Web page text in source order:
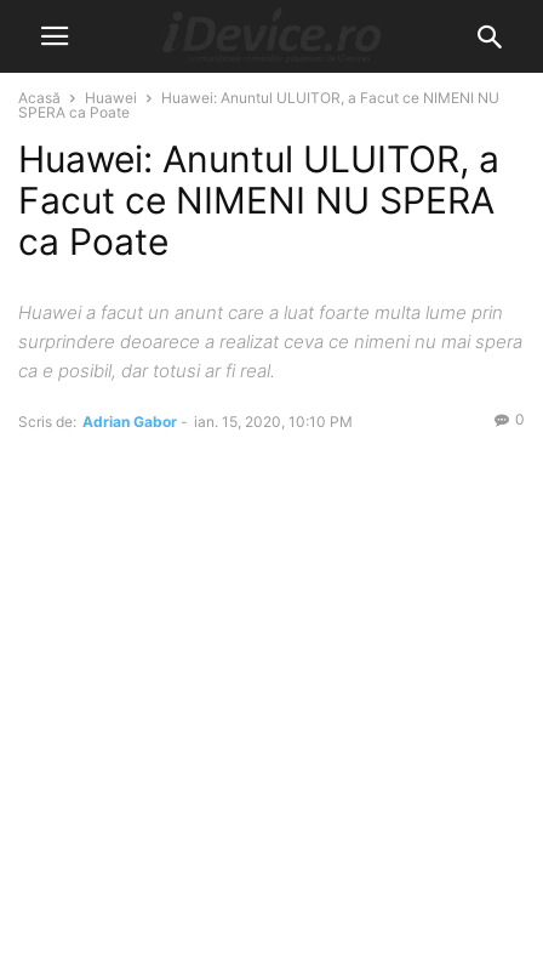
Acasă Huawei
Huawei: Anuntul ULUITOR, a Facut ce NIMENI NU
SPERA ca Poate
Huawei: Anuntul ULUITOR, a
Facut ce NIMENI NU SPERA
ca Poate
Huawei a facut un anunt care a luat foarte multa lume prin
surprindere deoarece a realizat ceva ce nimeni nu mai spera
ca e posibil, dar totusi ar fi real.
Scris de: Adrian Gabor - ian. 15, 2020, 10:10 PM 0